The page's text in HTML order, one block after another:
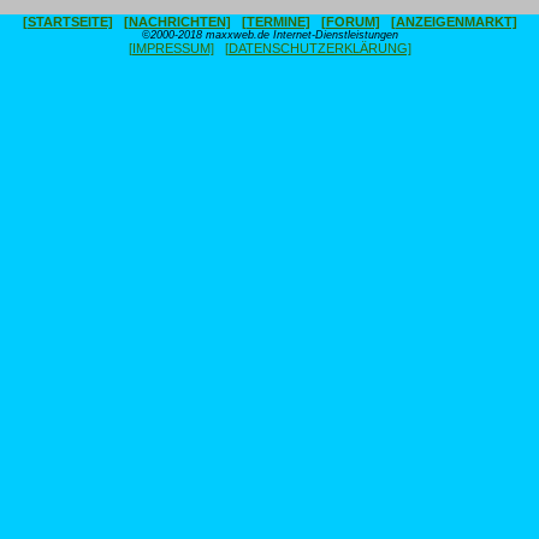
[STARTSEITE] [NACHRICHTEN] [TERMINE] [FORUM] [ANZEIGENMARKT]
©2000-2018 maxxweb.de Internet-Dienstleistungen
[IMPRESSUM] [DATENSCHUTZERKLÄRUNG]